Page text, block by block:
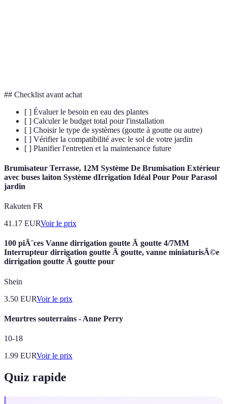
## Checklist avant achat
[ ] Évaluer le besoin en eau des plantes
[ ] Calculer le budget total pour l'installation
[ ] Choisir le type de systèmes (goutte à goutte ou autre)
[ ] Vérifier la compatibilité avec le sol de votre jardin
[ ] Planifier l'entretien et la maintenance future
Brumisateur Terrasse, 12M Système De Brumisation Extérieur
avec buses laiton Système dIrrigation Idéal Pour Pour Parasol
jardin
Rakuten FR
41.17 EURVoir le prix
100 piÃ¨ces Vanne dirrigation goutte Ã goutte 4/7MM
Interrupteur dirrigation goutte Ã goutte, vanne miniaturisÃ©e
dirrigation goutte Ã goutte pour
Shein
3.50 EURVoir le prix
Meurtres souterrains - Anne Perry
10-18
1.99 EURVoir le prix
Quiz rapide